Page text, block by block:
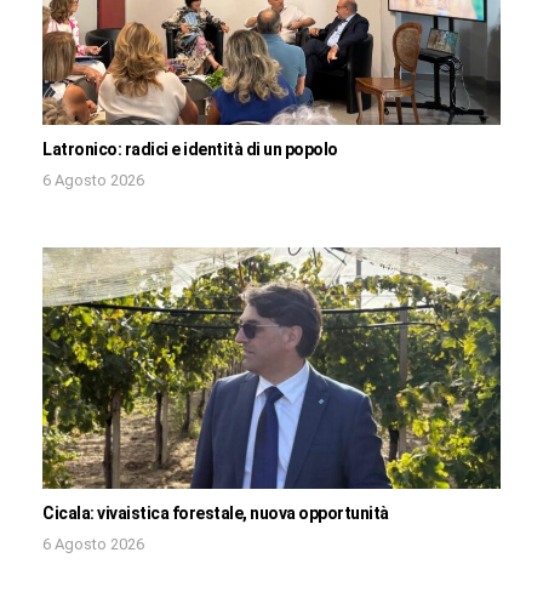
Latronico: radici e identità di un popolo
6 Agosto 2026
Cicala: vivaistica forestale, nuova opportunità
6 Agosto 2026